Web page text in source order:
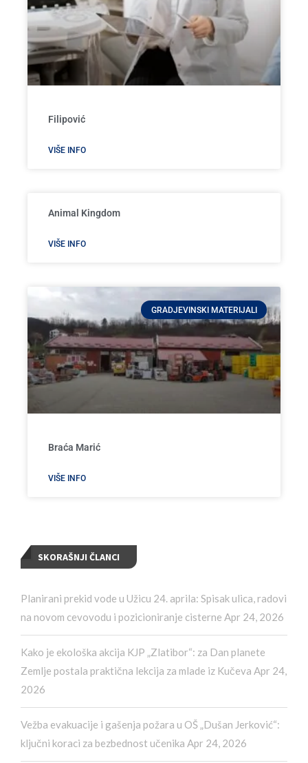
Filipović
VIŠE INFO
Animal Kingdom
VIŠE INFO
GRADJEVINSKI MATERIJALI
Braća Marić
VIŠE INFO
SKORAŠNJI ČLANCI
Planirani prekid vode u Užicu 24. aprila: Spisak ulica, radovi
na novom cevovodu i pozicioniranje cisterne Apr 24, 2026
Kako je ekološka akcija KJP „Zlatibor“: za Dan planete
Zemlje postala praktična lekcija za mlade iz Kučeva Apr 24,
2026
Vežba evakuacije i gašenja požara u OŠ „Dušan Jerković“:
ključni koraci za bezbednost učenika Apr 24, 2026